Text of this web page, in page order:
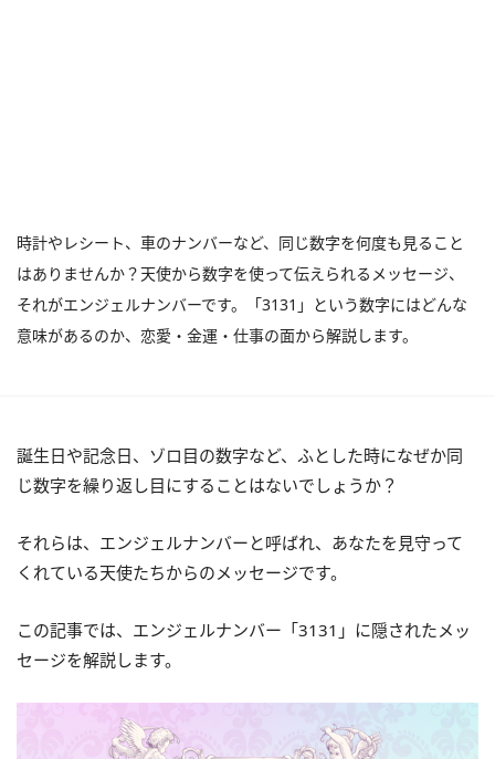
時計やレシート、車のナンバーなど、同じ数字を何度も見ること
はありませんか？天使から数字を使って伝えられるメッセージ、
それがエンジェルナンバーです。「3131」という数字にはどんな
意味があるのか、恋愛・金運・仕事の面から解説します。
誕生日や記念日、ゾロ目の数字など、ふとした時になぜか同
じ数字を繰り返し目にすることはないでしょうか？
それらは、エンジェルナンバーと呼ばれ、あなたを見守って
くれている天使たちからのメッセージです。
この記事では、エンジェルナンバー「3131」に隠されたメッ
セージを解説します。